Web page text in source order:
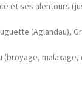
et ses alentours
(broyage,